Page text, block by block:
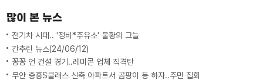
많이 본 뉴스
전기차 시대.. '정비*주유소' 불황의 그늘
간추린 뉴스(24/06/12)
꽁꽁 언 건설 경기..레미콘 업체 직격탄
무안 중흥S클래스 신축 아파트서 곰팡이 등 하자..주민 집회